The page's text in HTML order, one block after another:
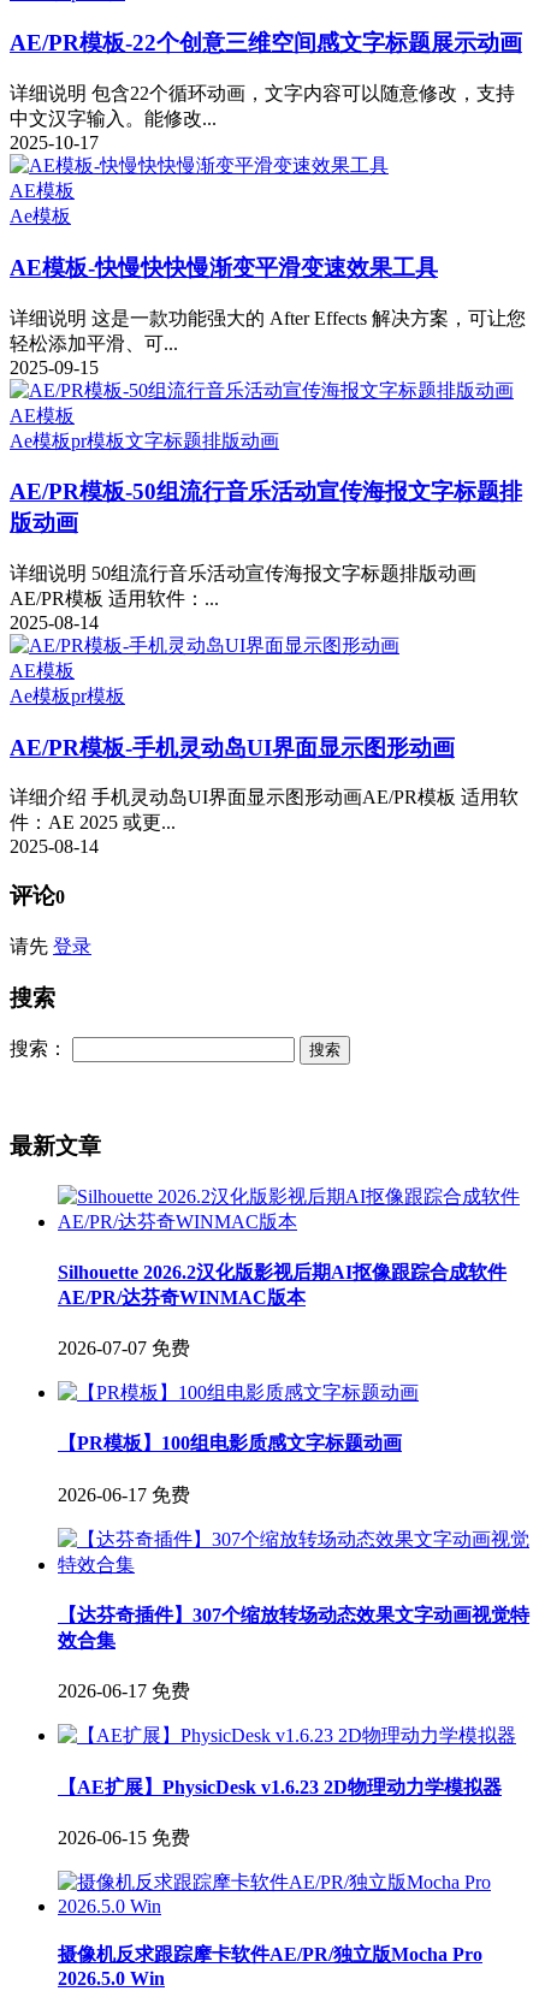
AE/PR模板-22个创意三维空间感文字标题展示动画
详细说明 包含22个循环动画，文字内容可以随意修改，支持
中文汉字输入。能修改...
2025-10-17
AE模板
Ae模板
AE模板-快慢快快慢渐变平滑变速效果工具
详细说明 这是一款功能强大的 After Effects 解决方案，可让您
轻松添加平滑、可...
2025-09-15
AE模板
Ae模板pr模板文字标题排版动画
AE/PR模板-50组流行音乐活动宣传海报文字标题排
版动画
详细说明 50组流行音乐活动宣传海报文字标题排版动画
AE/PR模板 适用软件：...
2025-08-14
AE模板
Ae模板pr模板
AE/PR模板-手机灵动岛UI界面显示图形动画
详细介绍 手机灵动岛UI界面显示图形动画AE/PR模板 适用软
件：AE 2025 或更...
2025-08-14
评论0
请先 登录
搜索
搜索：
最新文章
Silhouette 2026.2汉化版影视后期AI抠像跟踪合成软件
AE/PR/达芬奇WINMAC版本
2026-07-07 免费
【PR模板】100组电影质感文字标题动画
2026-06-17 免费
【达芬奇插件】307个缩放转场动态效果文字动画视觉特
效合集
2026-06-17 免费
【AE扩展】PhysicDesk v1.6.23 2D物理动力学模拟器
2026-06-15 免费
摄像机反求跟踪摩卡软件AE/PR/独立版Mocha Pro
2026.5.0 Win